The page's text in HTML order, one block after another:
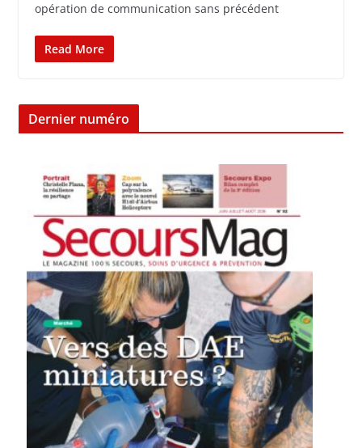
opération de communication sans précédent
Read More
Dernier numéro